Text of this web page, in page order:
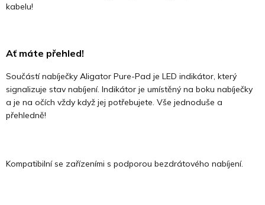
kabelu!
Ať máte přehled!
Součástí nabíječky Aligator Pure-Pad je LED indikátor, který
signalizuje stav nabíjení. Indikátor je umístěný na boku nabíječky
a je na očích vždy když jej potřebujete. Vše jednoduše a
přehledně!
Kompatibilní se zařízeními s podporou bezdrátového nabíjení.